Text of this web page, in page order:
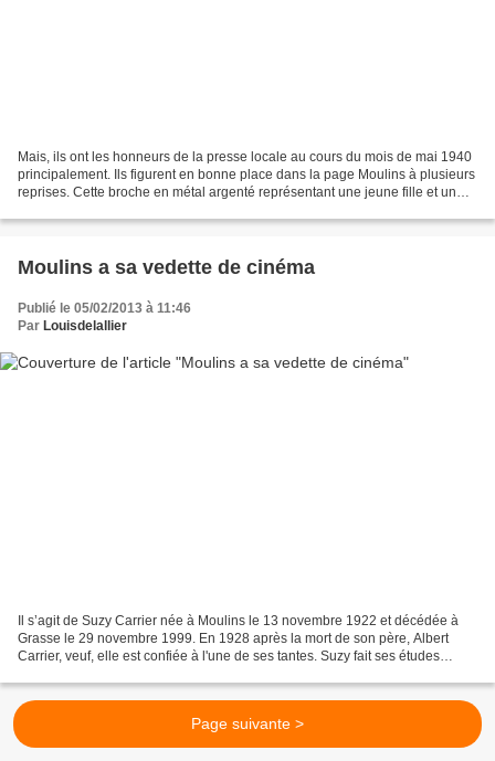
Mais, ils ont les honneurs de la presse locale au cours du mois de mai 1940
principalement. Ils figurent en bonne place dans la page Moulins à plusieurs
reprises. Cette broche en métal argenté représentant une jeune fille et un
Moulins a sa vedette de cinéma
Publié le 05/02/2013 à 11:46
Par Louisdelallier
Il s’agit de Suzy Carrier née à Moulins le 13 novembre 1922 et décédée à
Grasse le 29 novembre 1999. En 1928 après la mort de son père, Albert
Carrier, veuf, elle est confiée à l'une de ses tantes. Suzy fait ses études
Page suivante >